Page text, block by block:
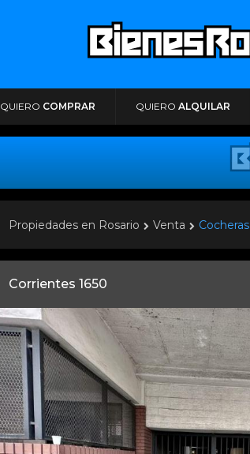
QUIERO COMPRAR QUIERO ALQUILAR
Propiedades en Rosario Venta Cocheras
Corrientes 1650